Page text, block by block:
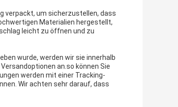
verpackt, um sicherzustellen, dass
Materialien hergestellt,
leicht zu öffnen und zu
wurde, werden wir sie innerhalb
an.so können Sie
werden mit einer Tracking-
Wir achten sehr darauf, dass